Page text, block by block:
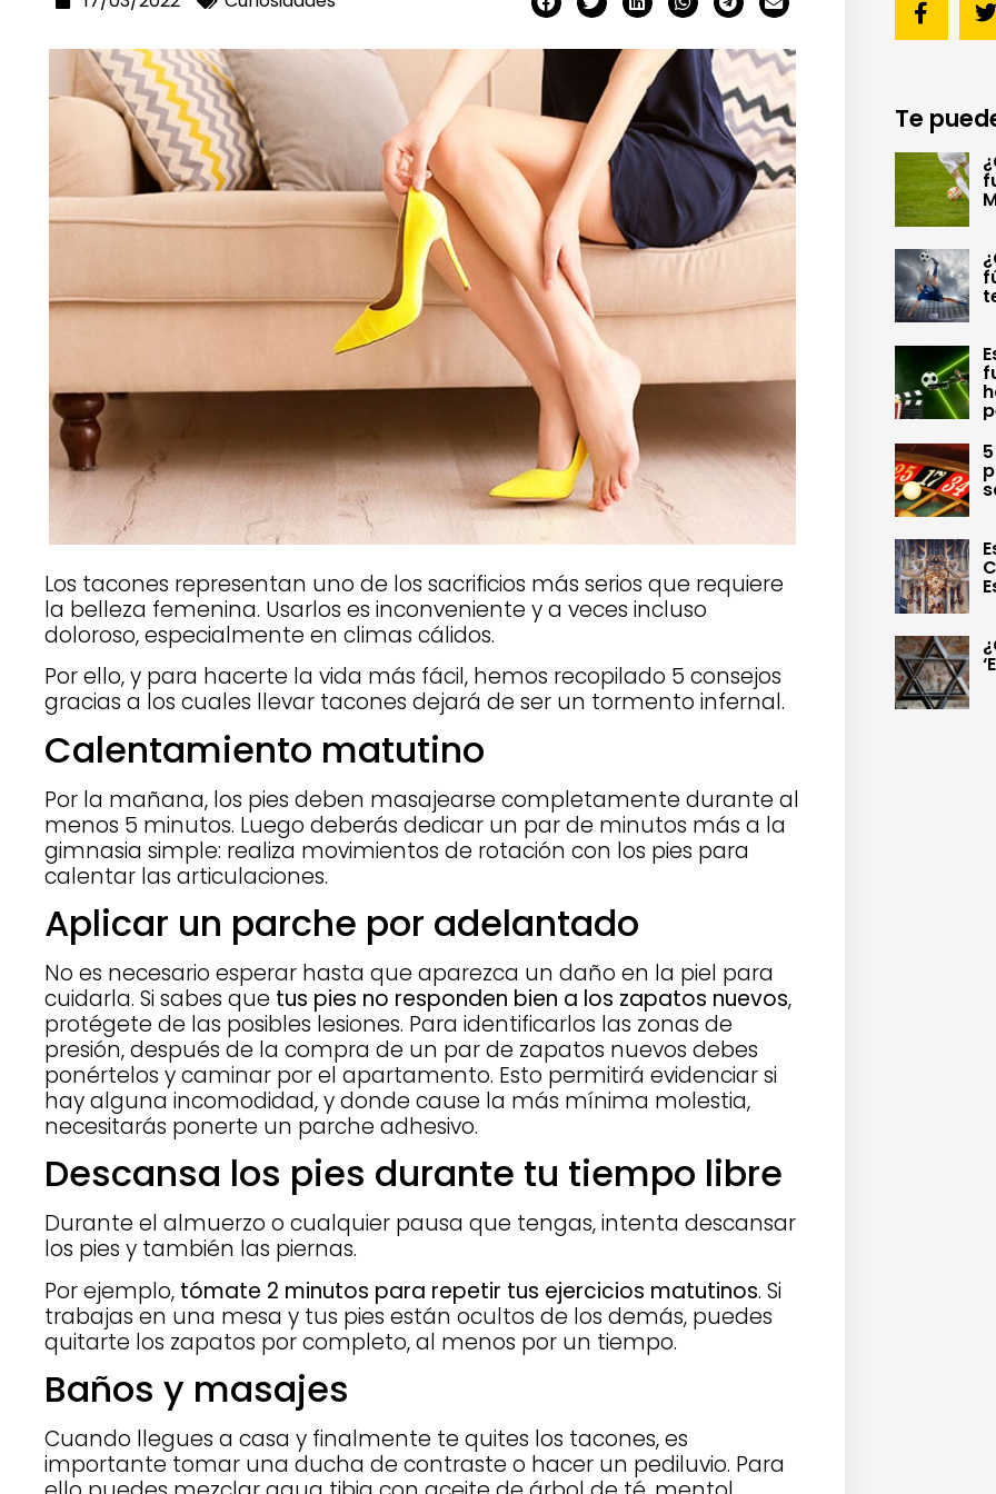
Los tacones representan uno de los sacrificios más serios que requiere
la belleza femenina. Usarlos es inconveniente y a veces incluso
doloroso, especialmente en climas cálidos.
Por ello, y para hacerte la vida más fácil, hemos recopilado 5 consejos
gracias a los cuales llevar tacones dejará de ser un tormento infernal.
Calentamiento matutino
Por la mañana, los pies deben masajearse completamente durante al
menos 5 minutos. Luego deberás dedicar un par de minutos más a la
gimnasia simple: realiza movimientos de rotación con los pies para
calentar las articulaciones.
Aplicar un parche por adelantado
No es necesario esperar hasta que aparezca un daño en la piel para
cuidarla. Si sabes que tus pies no responden bien a los zapatos nuevos,
protégete de las posibles lesiones. Para identificarlos las zonas de
presión, después de la compra de un par de zapatos nuevos debes
ponértelos y caminar por el apartamento. Esto permitirá evidenciar si
hay alguna incomodidad, y donde cause la más mínima molestia,
necesitarás ponerte un parche adhesivo.
Descansa los pies durante tu tiempo libre
Durante el almuerzo o cualquier pausa que tengas, intenta descansar
los pies y también las piernas.
Por ejemplo, tómate 2 minutos para repetir tus ejercicios matutinos. Si
trabajas en una mesa y tus pies están ocultos de los demás, puedes
quitarte los zapatos por completo, al menos por un tiempo.
Baños y masajes
Cuando llegues a casa y finalmente te quites los tacones, es
importante tomar una ducha de contraste o hacer un pediluvio. Para
Te